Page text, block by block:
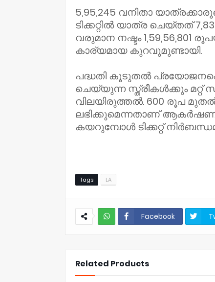
5,95,245 വനിതാ
ടിക്കറ്റില്‍ യാത്ര ചെയ്തത്
വരുമാന നഷ്ടം
കാര്യമായ കുറവുമുണ്ടായി.
പദ്ധതി കൂടുതല്‍
ചെയ്യുന്ന സ്ത്രീകള്‍ക്കും
വിലയിരുത്തല്‍. 600 രൂപ മുതല്‍
ലഭിക്കുമെന്നതാണ്
കയറുമ്പോള്‍ ടിക്കറ്റ്
Tags LA
Facebook
Related Products